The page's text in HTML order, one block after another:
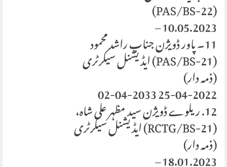
(PAS/BS-22)
10.05.2023 –
11۔ پاور ڈویژن جناب راشد محمود(PAS/BS-21) ایڈیشنل سیکرٹری
(ذمہ دار)
25-04-2022 02-04-2033
12. ریلوے ڈویژن سید مظہر علی شاہ،
(RCTG/BS-21) ایڈیشنل سیکرٹری
(ذمہ دار)